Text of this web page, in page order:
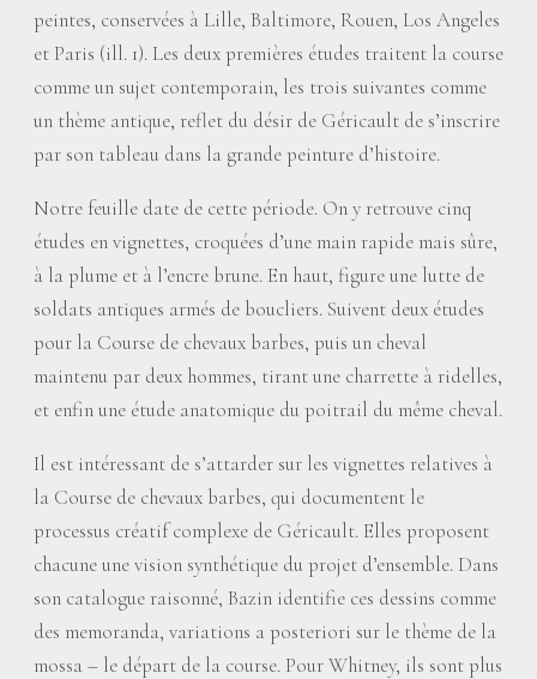
peintes, conservées à Lille, Baltimore, Rouen, Los Angeles
et Paris (ill. 1). Les deux premières études traitent la course
comme un sujet contemporain, les trois suivantes comme
un thème antique, reflet du désir de Géricault de s’inscrire
par son tableau dans la grande peinture d’histoire.
Notre feuille date de cette période. On y retrouve cinq
études en vignettes, croquées d’une main rapide mais sûre,
à la plume et à l’encre brune. En haut, figure une lutte de
soldats antiques armés de boucliers. Suivent deux études
pour la Course de chevaux barbes, puis un cheval
maintenu par deux hommes, tirant une charrette à ridelles,
et enfin une étude anatomique du poitrail du même cheval.
Il est intéressant de s’attarder sur les vignettes relatives à
la Course de chevaux barbes, qui documentent le
processus créatif complexe de Géricault. Elles proposent
chacune une vision synthétique du projet d’ensemble. Dans
son catalogue raisonné, Bazin identifie ces dessins comme
des memoranda, variations a posteriori sur le thème de la
mossa – le départ de la course. Pour Whitney, ils sont plus